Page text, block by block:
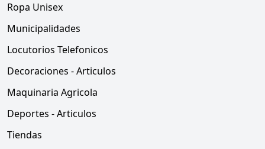
Ropa Unisex
Municipalidades
Locutorios Telefonicos
Decoraciones - Articulos
Maquinaria Agricola
Deportes - Articulos
Tiendas